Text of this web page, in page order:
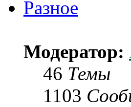
Разное
Модератор:
46 Темы
1103